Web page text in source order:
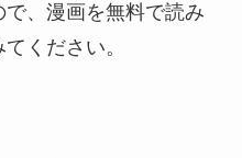
で、漫画を無料で読み
ください。